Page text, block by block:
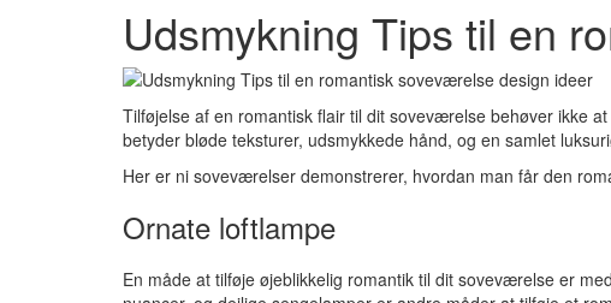
Udsmykning Tips til en
Tilføjelse af en romantisk flair til dit soveværelse behøver ikke
betyder bløde teksturer, udsmykkede hånd, og en samlet
Her er ni soveværelser demonstrerer, hvordan man får den
Ornate loftlampe
En måde at tilføje øjeblikkelig romantik til dit soveværelse er